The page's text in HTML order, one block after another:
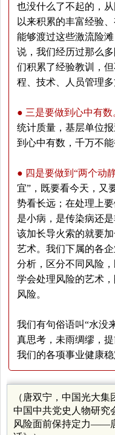
也没什么了不起的，
以来积累的丰富经验
能够渡过这些激流险
说，我们经历过那么
们积累了经验教训，
程、技术、人员管理
● 三是要做到心中有数
统计质量，基层单位
到心中有数，千万不能
● 四是要做到“两个动静
宜”，既要看今天，又
势看长远；在处理上
是小病，是传染病还
该加长导火索的就要
艺术。我们下属的各
分析，区分不同风险
学会处理风险的艺术
风险。
我们有句俗语叫“水没
真思考，未雨绸缪，
我们的各项事业健康稳
（ 唐双宁，中国光大集
中国中共党史人物研究
风险面前保持定力——